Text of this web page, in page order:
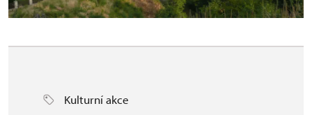
Kulturní akce